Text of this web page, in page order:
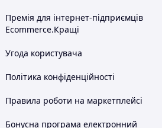
Премія для інтернет-підприємців
Ecommerce.Кращі
Угода користувача
Політика конфіденційності
Правила роботи на маркетплейсі
Бонусна програма електронний